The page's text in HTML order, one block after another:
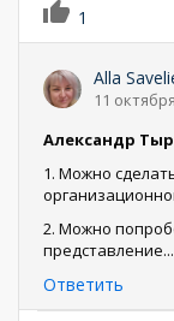
1
Alla
11
Александр
1. Можно
2. Можно
представление...
Ответить